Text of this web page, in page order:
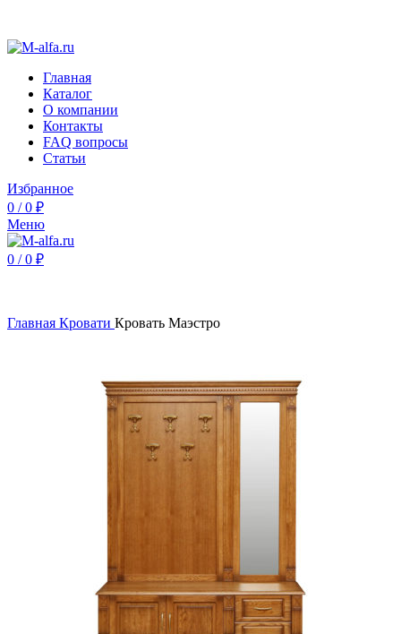
Главная
Каталог
О компании
Контакты
FAQ вопросы
Статьи
Избранное
0 / 0 ₽
Меню
0 / 0 ₽
Главная Кровати Кровать Маэстро